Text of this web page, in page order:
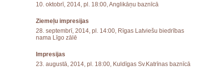
10. oktobrī, 2014, pl. 18:00, Anglikāņu baznīcā
Ziemeļu impresijas
28. septembrī, 2014, pl. 14:00, Rīgas Latviešu biedrības
nama Līgo zālē
Impresijas
23. augustā, 2014, pl. 18:00, Kuldīgas Sv.Katrīnas baznīcā